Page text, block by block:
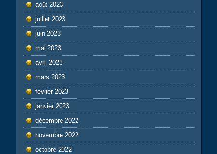
août 2023
juillet 2023
juin 2023
mai 2023
avril 2023
mars 2023
février 2023
janvier 2023
décembre 2022
novembre 2022
octobre 2022